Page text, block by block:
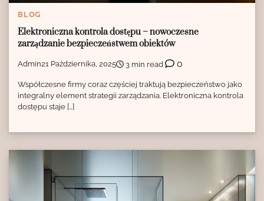
BLOG
Elektroniczna kontrola dostępu – nowoczesne
zarządzanie bezpieczeństwem obiektów
Admin21 Października, 2025 3 min read 0
Współczesne firmy coraz częściej traktują bezpieczeństwo jako
integralny element strategii zarządzania. Elektroniczna kontrola
dostępu staje […]